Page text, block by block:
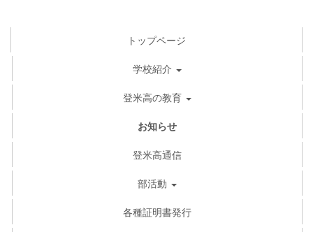
トップページ
学校紹介
登米高の教育
お知らせ
登米高通信
部活動
各種証明書発行